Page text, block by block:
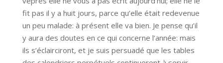
fit pas il y a huit jours, parce qu’elle était redevenue
un peu malade: à présent elle va bien. Je pense qu’il
y aura des doutes en ce qui concerne l’année: mais
ils s’éclairciront, et je suis persuadé que les tables